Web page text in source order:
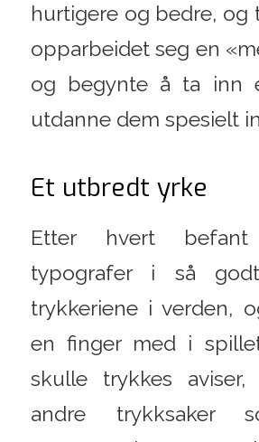
hurtigere og bedre, og
opparbeidet seg en
og begynte å ta inn
utdanne dem spesielt
Et utbredt yrke
Etter hvert
typografer i så
trykkeriene i verden,
en finger med i
skulle trykkes
andre trykksaker